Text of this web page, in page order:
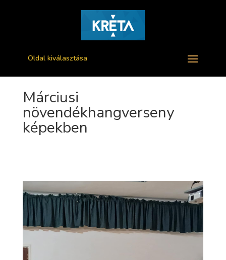
Oldal kiválasztása
Márciusi
növendékhangverseny
képekben